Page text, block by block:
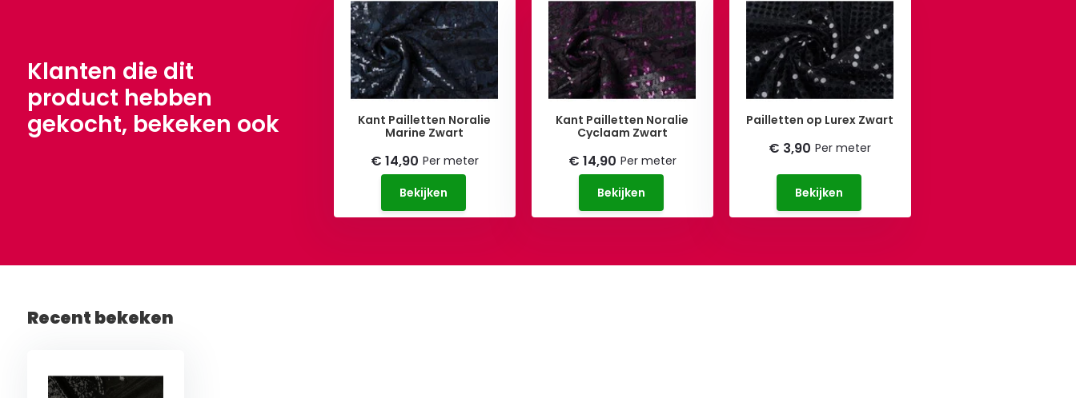
Klanten die dit
product hebben
gekocht, bekeken ook
Kant Pailletten Noralie
Marine Zwart
€ 14,90 Per meter
Bekijken
Kant Pailletten Noralie
Cyclaam Zwart
€ 14,90 Per meter
Bekijken
Pailletten op Lurex Zwart
€ 3,90 Per meter
Bekijken
Recent bekeken